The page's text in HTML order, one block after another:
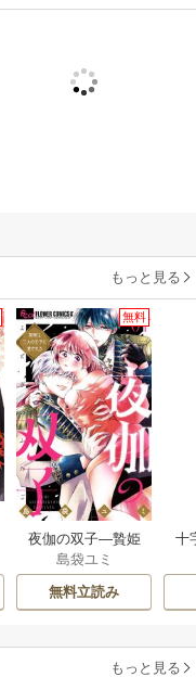
もっと見る
無料
夜伽の双子―贄姫
は二人の王子に愛
される―
島袋ユミ
無料立読み
十
もっと見る